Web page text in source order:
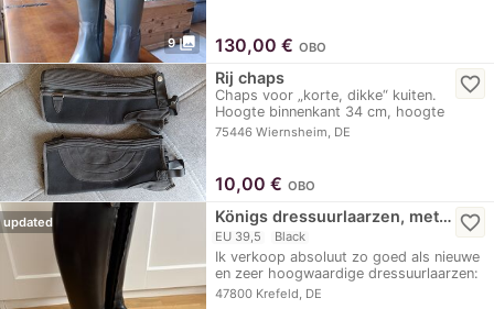
9 photo_library 130,00 € OBO
Rij chaps
Chaps voor „korte, dikke“ kuiten.
Hoogte binnenkant 34 cm, hoogte
buitenkant 36 cm,…
75446 Wiernsheim, DE
favorite_border
10,00 € OBO
updated Königs dressuurlaarzen, met…
EU 39,5 Black
Ik verkoop absoluut zo goed als nieuwe
en zeer hoogwaardige dressuurlaarzen:
Merk:…
47800 Krefeld, DE
favorite_border